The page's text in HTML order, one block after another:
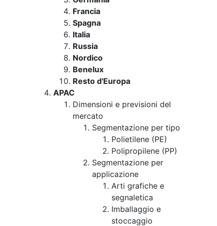
Francia
Spagna
Italia
Russia
Nordico
Benelux
Resto d'Europa
APAC
Dimensioni e previsioni del
mercato
Segmentazione per tipo
Polietilene (PE)
Polipropilene (PP)
Segmentazione per
applicazione
Arti grafiche e
segnaletica
Imballaggio e
stoccaggio